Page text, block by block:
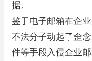
据。
鉴于电子邮箱在企
不法分子动起了歪
件等手段入侵企业